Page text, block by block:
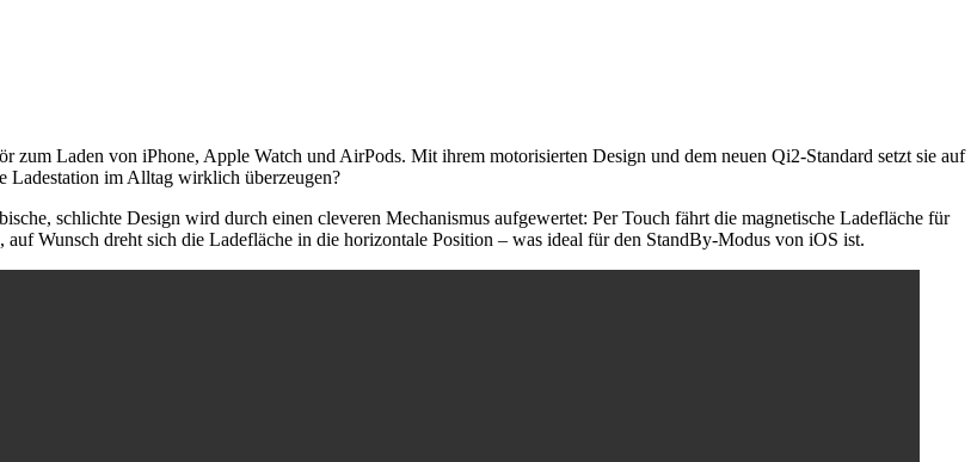
Laden von iPhone, Apple Watch und AirPods. Mit ihrem motorisierten Design und dem neuen Qi2-Standard setzt sie auf
Ladestation im Alltag wirklich überzeugen?
schlichte Design wird durch einen cleveren Mechanismus aufgewertet: Per Touch fährt die magnetische Ladefläche für
Wunsch dreht sich die Ladefläche in die horizontale Position – was ideal für den StandBy-Modus von iOS ist.